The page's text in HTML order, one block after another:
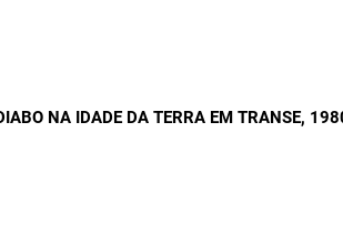
NA IDADE DA TERRA EM TRANSE,